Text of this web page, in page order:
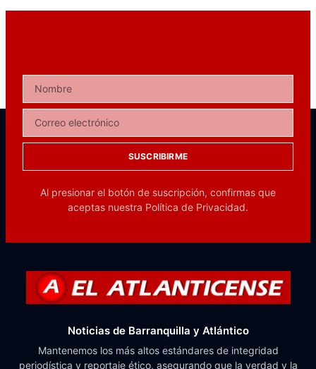
SUSCRIBIRME
Al presionar el botón de suscripción, confirmas que
aceptas nuestra Política de Privacidad.
Noticias de Barranquilla y Atlántico
Mantenemos los más altos estándares de integridad
periodística y reportaje ético, asegurando que la verdad y la